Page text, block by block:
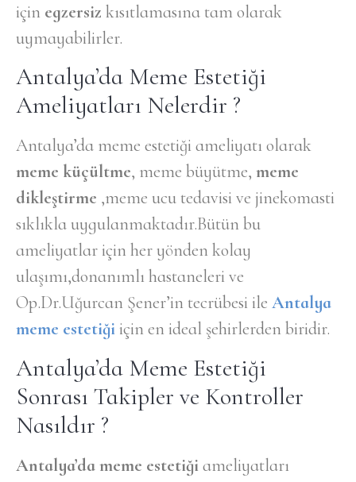
için egzersiz kısıtlamasına tam olarak
uymayabilirler.
Antalya’da Meme Estetiği
Ameliyatları Nelerdir ?
Antalya’da meme estetiği ameliyatı olarak
meme küçültme, meme büyütme, meme
dikleştirme ,meme ucu tedavisi ve jinekomasti
sıklıkla uygulanmaktadır.Bütün bu
ameliyatlar için her yönden kolay
ulaşımı,donanımlı hastaneleri ve
Op.Dr.Uğurcan Şener’in tecrübesi ile Antalya
meme estetiğiiçin en ideal şehirlerden biridir.
Antalya’da Meme Estetiği
Sonrası Takipler ve Kontroller
Nasıldır ?
Antalya’da meme estetiğiameliyatları